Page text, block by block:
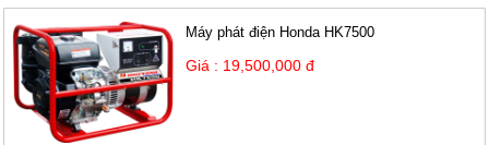
Máy phát điện Honda HK7500
Giá : 19,500,000 đ